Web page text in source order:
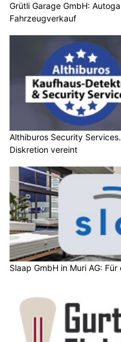
Grütli Garage GmbH:
Fahrzeugverkauf
Althiburos Security
Diskretion vereint
Slaap GmbH in Muri AG: